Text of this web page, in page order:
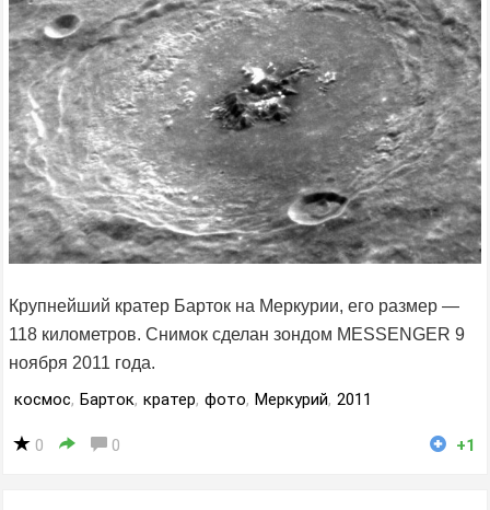
Крупнейший кратер Барток на Меркурии, его размер —
118 километров. Снимок сделан зондом MESSENGER 9
ноября 2011 года.
космос, Барток, кратер, фото, Меркурий, 2011
0 0 +1